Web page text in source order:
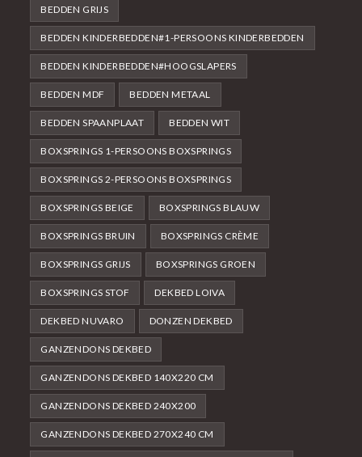
BEDDEN GRIJS
BEDDEN KINDERBEDDEN#1-PERSOONS KINDERBEDDEN
BEDDEN KINDERBEDDEN#HOOGSLAPERS
BEDDEN MDF BEDDEN METAAL
BEDDEN SPAANPLAAT BEDDEN WIT
BOXSPRINGS 1-PERSOONS BOXSPRINGS
BOXSPRINGS 2-PERSOONS BOXSPRINGS
BOXSPRINGS BEIGE BOXSPRINGS BLAUW
BOXSPRINGS BRUIN BOXSPRINGS CRÈME
BOXSPRINGS GRIJS BOXSPRINGS GROEN
BOXSPRINGS STOF DEKBED LOIVA
DEKBED NUVARO DONZEN DEKBED
GANZENDONS DEKBED
GANZENDONS DEKBED 140X220 CM
GANZENDONS DEKBED 240X200
GANZENDONS DEKBED 270X240 CM